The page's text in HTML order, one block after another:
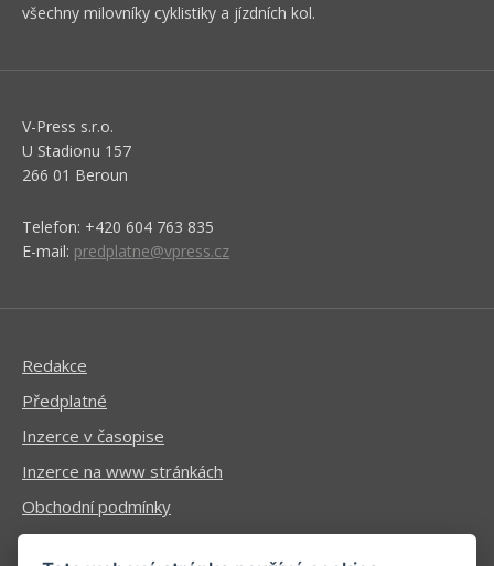
všechny milovníky cyklistiky a jízdních kol.
V-Press s.r.o.
U Stadionu 157
266 01 Beroun
Telefon: +420 604 763 835
E-mail: predplatne@vpress.cz
Redakce
Předplatné
Inzerce v časopise
Inzerce na www stránkách
Obchodní podmínky
Ochrana osobních údajů